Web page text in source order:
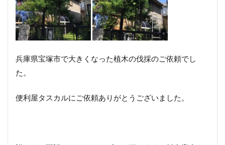
兵庫県宝塚市で大きくなった植木の伐採のご依頼でし
た。
便利屋タスカルにご依頼ありがとうございました。